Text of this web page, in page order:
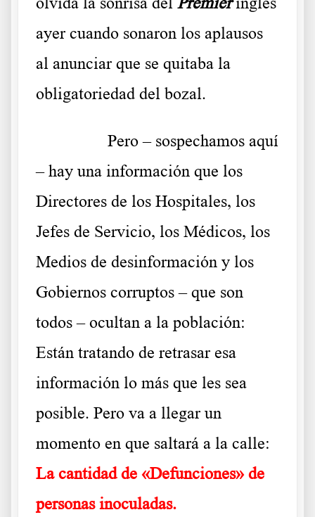
ayer cuando sonaron los aplausos
al anunciar que se quitaba la
obligatoriedad del bozal.
Pero – sospechamos aquí
– hay una información que los
Directores de los Hospitales, los
Jefes de Servicio, los Médicos, los
Medios de desinformación y los
Gobiernos corruptos – que son
todos – ocultan a la población:
Están tratando de retrasar esa
información lo más que les sea
posible. Pero va a llegar un
momento en que saltará a la calle:
La cantidad de «Defunciones» de
personas inoculadas.